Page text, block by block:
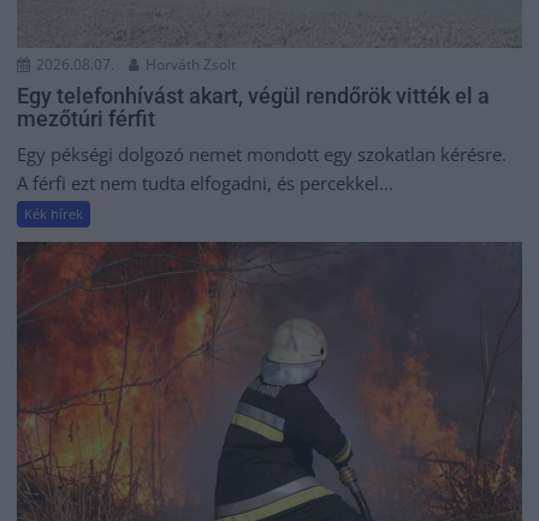
2026.08.07. Horváth Zsolt
Egy telefonhívást akart, végül rendőrök vitték el a
mezőtúri férfit
Egy pékségi dolgozó nemet mondott egy szokatlan kérésre.
A férfi ezt nem tudta elfogadni, és percekkel...
Kék hírek